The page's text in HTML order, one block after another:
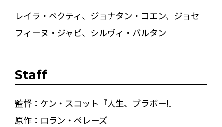
レイラ・ベクティ、ジョナタン・コエン、ジョセ
フィーヌ・ジャピ、シルヴィ・バルタン
Staff
監督：ケン・スコット『人生、ブラボー!』
原作：ロラン・ペレーズ